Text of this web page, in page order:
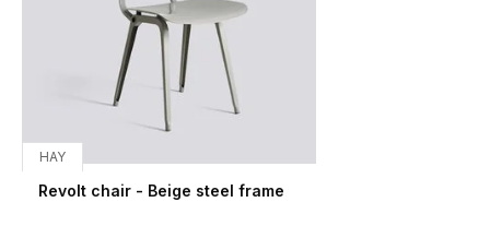
HAY
Revolt chair - Beige steel frame